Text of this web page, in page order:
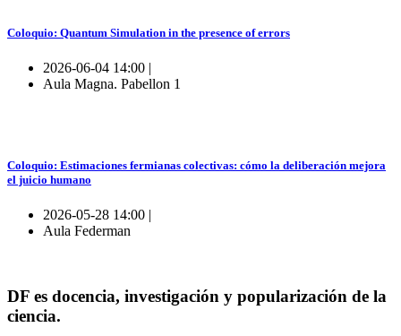
Coloquio: Quantum Simulation in the presence of errors
2026-06-04 14:00 |
Aula Magna. Pabellon 1
Coloquio: Estimaciones fermianas colectivas: cómo la deliberación mejora
el juicio humano
2026-05-28 14:00 |
Aula Federman
DF es docencia, investigación y popularización de la
ciencia.